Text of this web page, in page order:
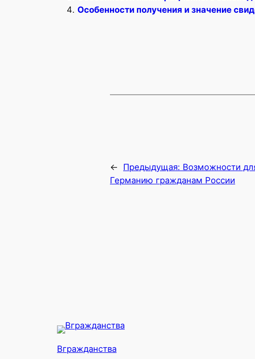
Особенности получения и значение
← Предыдущая: Возможности
Германию гражданам России
Вгражданства